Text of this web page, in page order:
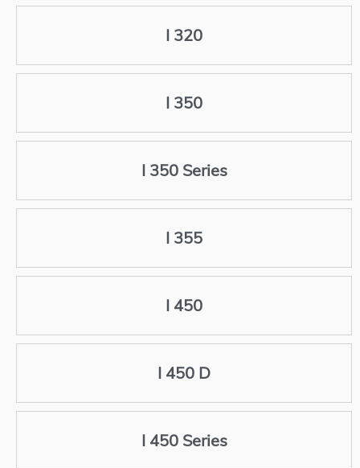
I 320
I 350
I 350 Series
I 355
I 450
I 450 D
I 450 Series